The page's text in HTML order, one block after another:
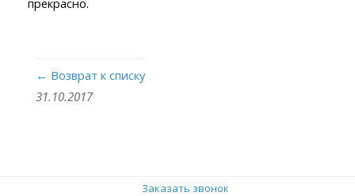
← Возврат к списку
31.10.2017
Заказать звонок